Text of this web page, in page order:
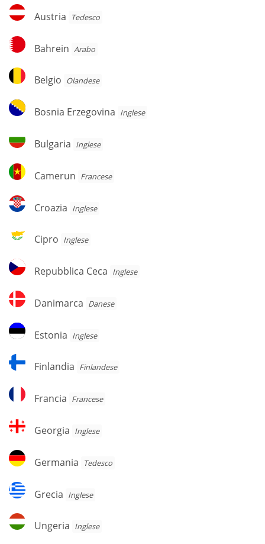
Austria
Austria Tedesco
Bahrein
Bahrein Arabo
Belgio
Belgio Olandese
Bosnia
Erzegovina
Bosnia Erzegovina Inglese
Bulgaria
Bulgaria Inglese
Camerun
Camerun Francese
Croazia
Croazia Inglese
Cipro
Cipro Inglese
Repubblica
Ceca
Repubblica Ceca Inglese
Danimarca
Danimarca Danese
Estonia
Estonia Inglese
Finlandia
Finlandia Finlandese
Francia
Francia Francese
Georgia
Georgia Inglese
Germania
Germania Tedesco
Grecia
Grecia Inglese
Ungeria
Ungeria Inglese